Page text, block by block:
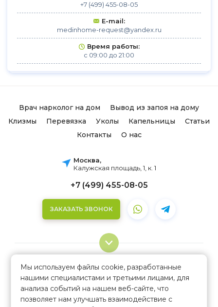
+7 (499) 455-08-05
E-mail:
medinhome-request@yandex.ru
Время работы:
с 09:00 до 21:00
Врач нарколог на дом
Вывод из запоя на дому
Клизмы
Перевязка Уколы Капельницы
Статьи
Контакты
О нас
Москва,
Калужская площадь, 1, к. 1
+7 (499) 455-08-05
ЗАКАЗАТЬ ЗВОНОК
IV-терапия
Лечение оспы на дому: что нужно знать?
Капельница на дому
Все права защищены. © MedInHome.Ru, 2013–2026.
Политика конфиденциальности
Мы используем файлы cookie, разработанные
нашими специалистами и третьими лицами, для
анализа событий на нашем веб-сайте, что
позволяет нам улучшать взаимодействие с